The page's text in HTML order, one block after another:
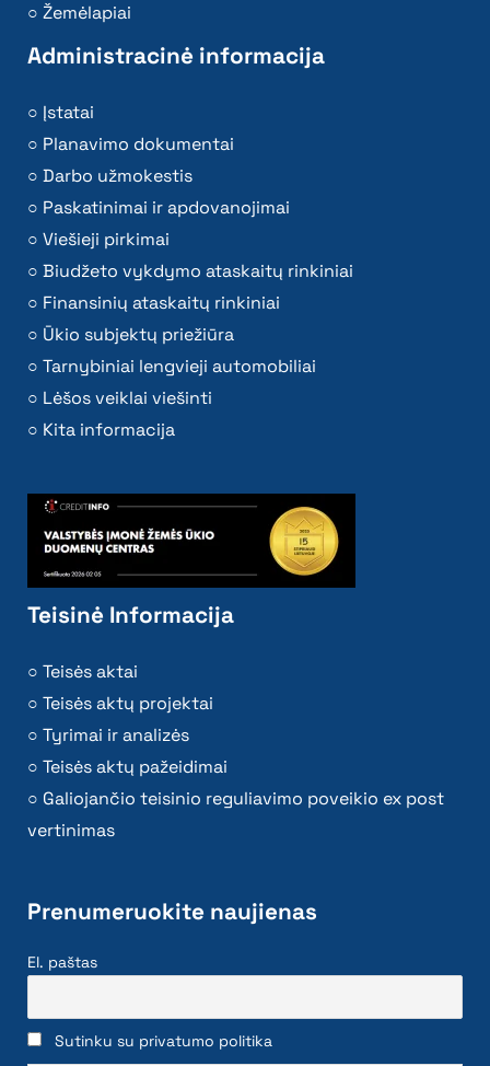
Žemėlapiai
Administracinė informacija
Įstatai
Planavimo dokumentai
Darbo užmokestis
Paskatinimai ir apdovanojimai
Viešieji pirkimai
Biudžeto vykdymo ataskaitų rinkiniai
Finansinių ataskaitų rinkiniai
Ūkio subjektų priežiūra
Tarnybiniai lengvieji automobiliai
Lėšos veiklai viešinti
Kita informacija
Teisinė Informacija
Teisės aktai
Teisės aktų projektai
Tyrimai ir analizės
Teisės aktų pažeidimai
Galiojančio teisinio reguliavimo poveikio ex post
vertinimas
Prenumeruokite naujienas
El. paštas
Sutinku su privatumo politika